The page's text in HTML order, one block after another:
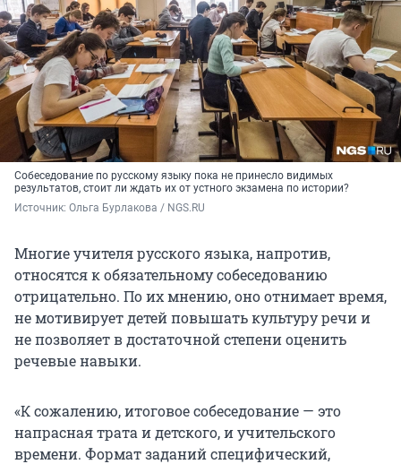
Собеседование по русскому языку пока не принесло видимых
результатов, стоит ли ждать их от устного экзамена по истории?
Источник: Ольга Бурлакова / NGS.RU
Многие учителя русского языка, напротив,
относятся к обязательному собеседованию
отрицательно. По их мнению, оно отнимает время,
не мотивирует детей повышать культуру речи и
не позволяет в достаточной степени оценить
речевые навыки.
«К сожалению, итоговое собеседование — это
напрасная трата и детского, и учительского
времени. Формат заданий специфический,